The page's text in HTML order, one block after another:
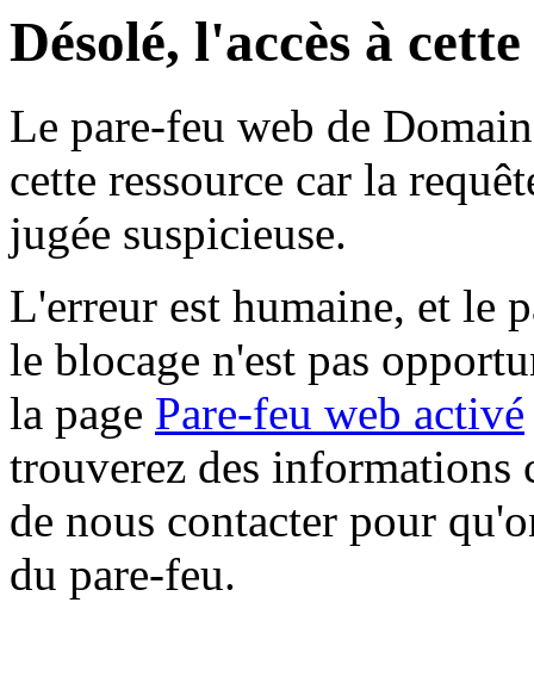
Désolé, l'accès à
Le pare-feu web de
cette ressource car la
jugée suspicieuse.
L'erreur est humaine, et le
le blocage n'est pas
la page Pare-feu web activé
trouverez des informations
de nous contacter pour
du pare-feu.